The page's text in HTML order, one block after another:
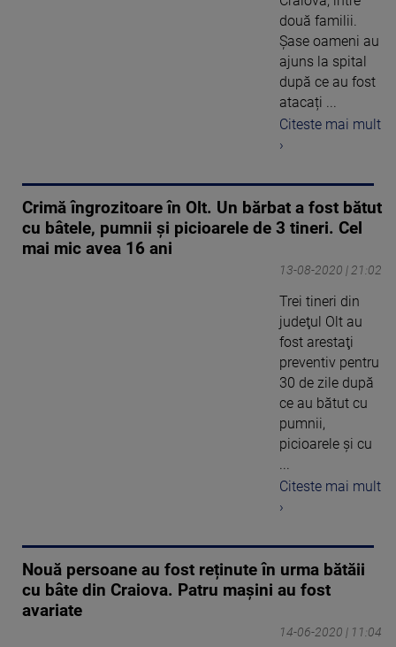
două familii.
Șase oameni au
ajuns la spital
după ce au fost
atacați ...
Citeste mai mult
›
Crimă îngrozitoare în Olt. Un bărbat a fost bătut
cu bâtele, pumnii și picioarele de 3 tineri. Cel
mai mic avea 16 ani
13-08-2020 | 21:02
Trei tineri din
judeţul Olt au
fost arestaţi
preventiv pentru
30 de zile după
ce au bătut cu
pumnii,
picioarele şi cu
...
Citeste mai mult
›
Nouă persoane au fost reținute în urma bătăii
cu bâte din Craiova. Patru mașini au fost
avariate
14-06-2020 | 11:04